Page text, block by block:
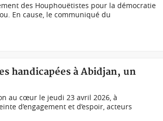
des Houphouëtistes pour la démocratie
En cause, le communiqué du
handicapées à Abidjan, un
au cœur le jeudi 23 avril 2026, à
d’engagement et d’espoir, acteurs